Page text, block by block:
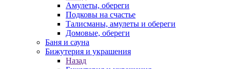
Амулеты, обереги
Подковы на счастье
Талисманы, амулеты и обереги
Домовые, обереги
Баня и сауна
Бижутерия и украшения
Назад